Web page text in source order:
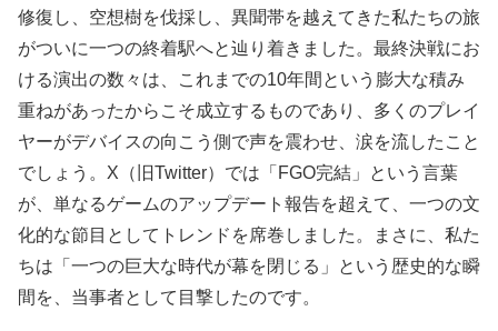
修復し、空想樹を伐採し、異聞帯を越えてきた私たちの旅
がついに一つの終着駅へと辿り着きました。最終決戦にお
ける演出の数々は、これまでの10年間という膨大な積み
重ねがあったからこそ成立するものであり、多くのプレイ
ヤーがデバイスの向こう側で声を震わせ、涙を流したこと
でしょう。X（旧Twitter）では「FGO完結」という言葉
が、単なるゲームのアップデート報告を超えて、一つの文
化的な節目としてトレンドを席巻しました。まさに、私た
ちは「一つの巨大な時代が幕を閉じる」という歴史的な瞬
間を、当事者として目撃したのです。